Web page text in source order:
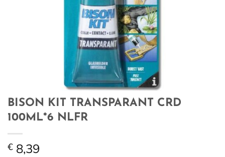
BISON KIT TRANSPARANT CRD
100ML*6 NLFR
€ 8,39